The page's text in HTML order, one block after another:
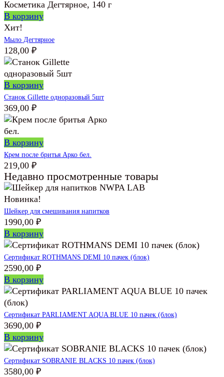
В корзину
Хит!
Мыло Дегтярное
128,00 ₽
В корзину
Станок Gillette одноразовый 5шт
369,00 ₽
В корзину
Крем после бритья Арко бел.
219,00 ₽
Недавно просмотренные товары
Новинка!
Шейкер для смешивания напитков
1990,00 ₽
В корзину
Сертификат ROTHMANS DEMI 10 пачек (блок)
2590,00 ₽
В корзину
Сертификат PARLIAMENT AQUA BLUE 10 пачек (блок)
3690,00 ₽
В корзину
Сертификат SOBRANIE BLACKS 10 пачек (блок)
3580,00 ₽